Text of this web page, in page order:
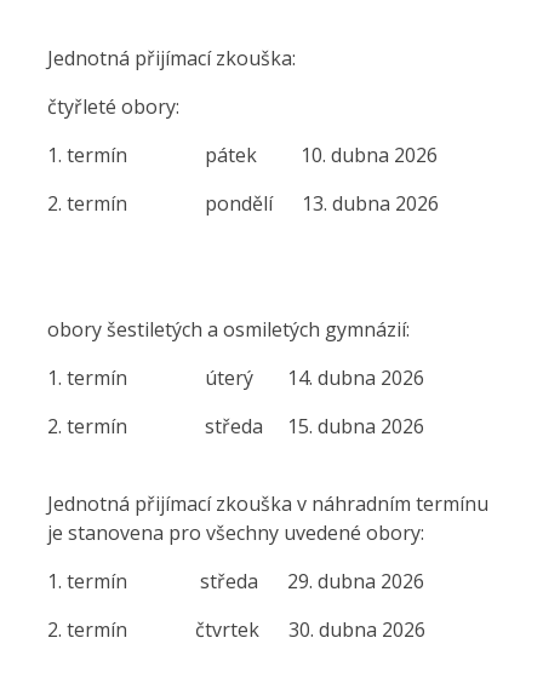
Jednotná přijímací zkouška:
čtyřleté obory:
1. termín pátek 10. dubna 2026
2. termín pondělí 13. dubna 2026
obory šestiletých a osmiletých gymnázií:
1. termín úterý 14. dubna 2026
2. termín středa 15. dubna 2026
Jednotná přijímací zkouška v náhradním termínu
je stanovena pro všechny uvedené obory:
1. termín středa 29. dubna 2026
2. termín čtvrtek 30. dubna 2026